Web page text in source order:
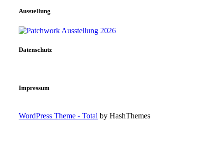
Ausstellung
Datenschutz
Impressum
WordPress Theme - Total by HashThemes